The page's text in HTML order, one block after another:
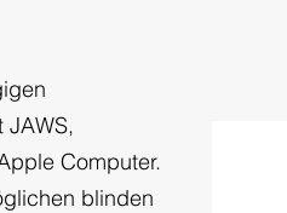
Computer.
blinden